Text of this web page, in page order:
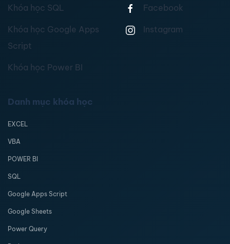
Khóa học SQL
Khóa học Google Apps
Script
Khóa học Power BI
Facebook
Instagram
Danh mục khóa học
EXCEL
VBA
POWER BI
SQL
Google Apps Script
Google Sheets
Power Query